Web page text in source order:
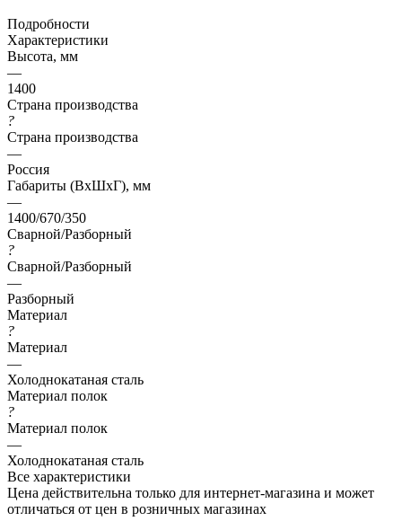
Подробности
Характеристики
Высота, мм
—
1400
Страна производства
?
Страна производства
—
Россия
Габариты (ВхШхГ), мм
—
1400/670/350
Сварной/Разборный
?
Сварной/Разборный
—
Разборный
Материал
?
Материал
—
Холоднокатаная сталь
Материал полок
?
Материал полок
—
Холоднокатаная сталь
Все характеристики
Цена действительна только для интернет-магазина и может
отличаться от цен в розничных магазинах